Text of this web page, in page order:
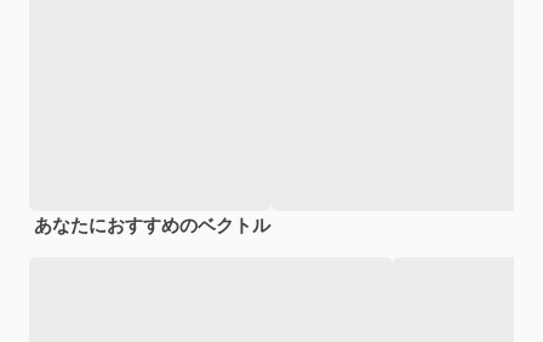
あなたにおすすめのベクトル